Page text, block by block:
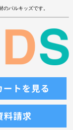
パルキッズです。